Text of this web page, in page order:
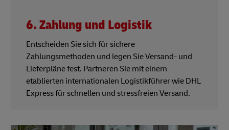
6. Zahlung und Logistik
Entscheiden Sie sich für sichere
Zahlungsmethoden und legen Sie Versand- und
Lieferpläne fest. Partneren Sie mit einem
etablierten internationalen Logistikführer wie DHL
Express für schnellen und stressfreien Versand.